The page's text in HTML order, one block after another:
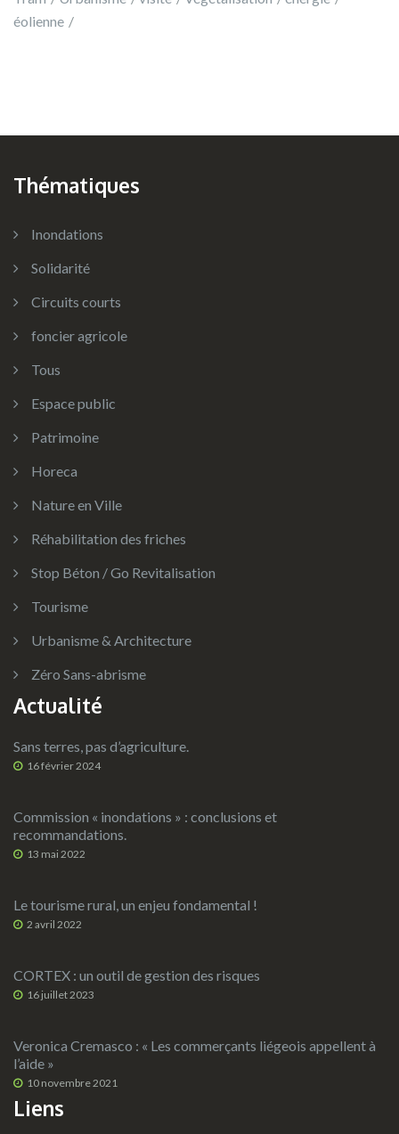
éolienne
Thématiques
Inondations
Solidarité
Circuits courts
foncier agricole
Tous
Espace public
Patrimoine
Horeca
Nature en Ville
Réhabilitation des friches
Stop Béton / Go Revitalisation
Tourisme
Urbanisme & Architecture
Zéro Sans-abrisme
Actualité
Sans terres, pas d’agriculture.
16 février 2024
Commission « inondations » : conclusions et
recommandations.
13 mai 2022
Le tourisme rural, un enjeu fondamental !
2 avril 2022
CORTEX : un outil de gestion des risques
16 juillet 2023
Veronica Cremasco : « Les commerçants liégeois appellent à
l’aide »
10 novembre 2021
Liens